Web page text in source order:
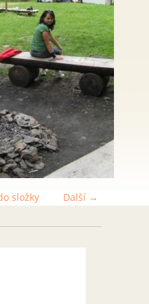
Další →
složky